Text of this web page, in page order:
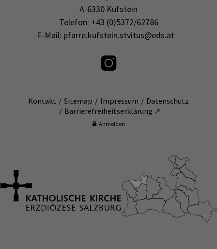
A-6330 Kufstein
Telefon: +43 (0)5372/62786
E-Mail: pfarre.kufstein.stvitus@eds.at
Kontakt Sitemap Impressum
Datenschutz
Barrierefreiheitserklärung ↗
Anmelden